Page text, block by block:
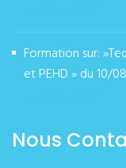
Formation sur:
et PEHD » du 10/
Nous